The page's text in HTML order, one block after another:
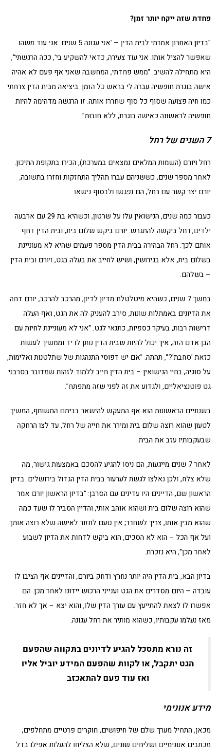
פחדת שזה ייקח יותר זמן?
"בדיון האחרון אמרתי לבית הדין – 'אני עגונה 5 שנים. אני עוד משהו
שאפשר להציל אותו. אני עוד צעירה, כדאי להשקיע בי', ככה הרגשתי",
היא מתחילה להשיב. "ממש פחדתי, המחשבה שאני אף פעם לא אהיה
אישה בוגרת חופשיה עברה לי בראש כל הזמן. ביציאה מבית הדין צרחתי
כמו חיה פצועה שסוף כל סוף שחררו אותה. זו הרגשה מדהימה להיות
חופשיה לראשונה כאישה בוגרת, ללא חובות".
7 השנים של רחל
רחל ויורם (השמות המלאים נמצאים במערכת), הכירו בתקופת התיכון.
לאחר מספר שנים, כששניהם עברו תהליך התחזקות וחזרו בתשובה,
יורם יצר קשר עם רחל, הם נפגשו ולבסוף נישאו.
כעבור כמה שנים, הנישואין עלו על שרטון, וכשהיא בת 29 עם ארבעה
ילדים, רחל ביקשה להתגרש. יורם ביקש שלום בית, ובית הדין דחף
אותם לכך. רחל הבהירה בבית הדין מספר פעמים שהיא לא מעוניינת
בשלום בית, אלא בגירושין, ושיש לחייב את בעלה בגט, ויורם ובית הדין
– בשלהם.
במשך 7 שנים, כשהיא מיטלטלת מדיון לדיון, מהרכב להרכב, יורם דחה
את הדיונים באמתלות שונות, סירב להעניק לה את הגט, ואף העלה
דרישות רבות, בעיקר כספיות, כתנאי לגט. "אני לא מעוניינת לחיות עם
הבן אדם הזה, איך יכול להיות שבית הדין נותן לו יד וממשיך לעשות
כזאת 'סחבת'?", תהתה. "אם יש דפוסי התנהגות של שתלטנות ואלימות,
על סוגיה, בחיי הנישואין – בית הדין חייב ללמוד לזהות שמדובר בסרבני
גט פוטנציאליים, ולגדוע את זה לפני שזה מתפתח".
בשנתיים הראשונות הוא אף התעקש להישאר בביתם המשותף, המשיך
לטעון שהוא רוצה שלום בית ומירר את חייה של רחל, עד לצו הרחקה
שבעקבותיו עזב את הבית.
לאחר 7 שנים מייגעות, הם ניסו להגיע להסכם באמצעות גישור, מה
שלא צלח, ולכן נאלצו לגשת לערעור בבית הדין הגדול בירושלים. בדיון
הראשון שם, הדיינים היו עדינים עם הסרבן: "בדיון הראשון יורם אמר
שהוא רוצה שלום בית ושהוא אוהב אותי, והדיין הסביר לו שעד כמה
שהוא מבין אותו, צריך לשחרר; אין טעם לחזור לאישה שלא רוצה אותך.
ועל אף הכל – הוא לא הסכים, הוא ביקש לדחות את הדיון לשבוע
לאחר מכן", היא נזכרת.
בדיון הבא, בית הדין היה יותר נחרץ ודחק ביורם, והדיינים אף הציבו לו
עובדה – היום מסדרים את הגט וענייני הרכוש יידונו לאחר מכן. הם
אפשרו לו לצאת להתייעץ עם עורך הדין שלו, והוא יצא – אך לא חזר.
מאז נעלמו עקבותיו, כשהוא מותיר את רחל עגונה.
זה נורא מתסכל להגיע לדיונים בתקווה שהפעם
הגט יתקבל, או לקוות שהפעם המידע יוביל אליו
ואז עוד פעם להתאכזב
מידע אנונימי
מכאן, התחיל מערך שלם של חיפושים, חוקרים פרטיים מתחלפים,
מכתבים אנונימיים ושליחים שונים, שלא הצליחו להעלות אפילו בדל